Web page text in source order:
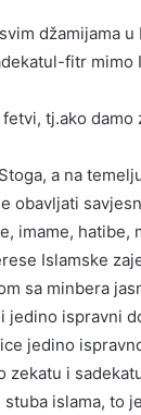
džamijama
fitr
tj.ako
a na
obavljati
imame, hatibe,
Islamske
sa minbera
ispravni
jedino
i
islama, to